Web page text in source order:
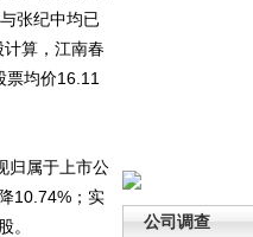
公司调查
张纪中均已
算，江南春
均价16.11
归属于上市公
10.74%；实
。